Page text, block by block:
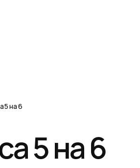
5 на 6
5 на 6